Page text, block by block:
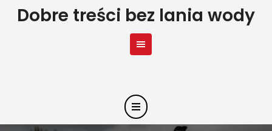
SkipDobre treści bez lania wody